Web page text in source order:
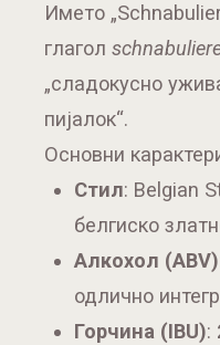
Името
глагол
„сладокусно
пијалок“.
Основни
Стил: Belgian
белгиско
Алкохол (ABV)
одлично
Горчина (IBU):